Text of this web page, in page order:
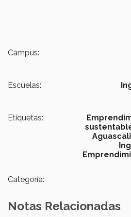
Campus:
Escuelas:
Etiquetas:
Categoría:
Notas Relacionadas